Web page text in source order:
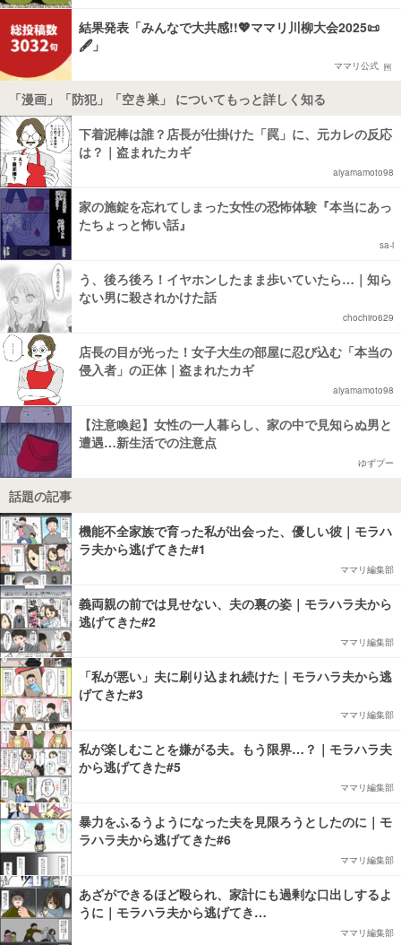
結果発表「みんなで大共感!!💖ママリ川柳大会2025📜
🖋️」
ママリ公式
「漫画」「防犯」「空き巣」 についてもっと詳しく知る
下着泥棒は誰？店長が仕掛けた「罠」に、元カレの反応
は？｜盗まれたカギ
aiyamamoto98
家の施錠を忘れてしまった女性の恐怖体験『本当にあっ
たちょっと怖い話』
sa-i
う、後ろ後ろ！イヤホンしたまま歩いていたら…｜知ら
ない男に殺されかけた話
chochiro629
店長の目が光った！女子大生の部屋に忍び込む「本当の
侵入者」の正体｜盗まれたカギ
aiyamamoto98
【注意喚起】女性の一人暮らし、家の中で見知らぬ男と
遭遇…新生活での注意点
ゆずプー
話題の記事
機能不全家族で育った私が出会った、優しい彼｜モラハ
ラ夫から逃げてきた#1
ママリ編集部
義両親の前では見せない、夫の裏の姿｜モラハラ夫から
逃げてきた#2
ママリ編集部
「私が悪い」夫に刷り込まれ続けた｜モラハラ夫から逃
げてきた#3
ママリ編集部
私が楽しむことを嫌がる夫。もう限界…？｜モラハラ夫
から逃げてきた#5
ママリ編集部
暴力をふるうようになった夫を見限ろうとしたのに｜モ
ラハラ夫から逃げてきた#6
ママリ編集部
あざができるほど殴られ、家計にも過剰な口出しするよ
うに｜モラハラ夫から逃げてき…
ママリ編集部